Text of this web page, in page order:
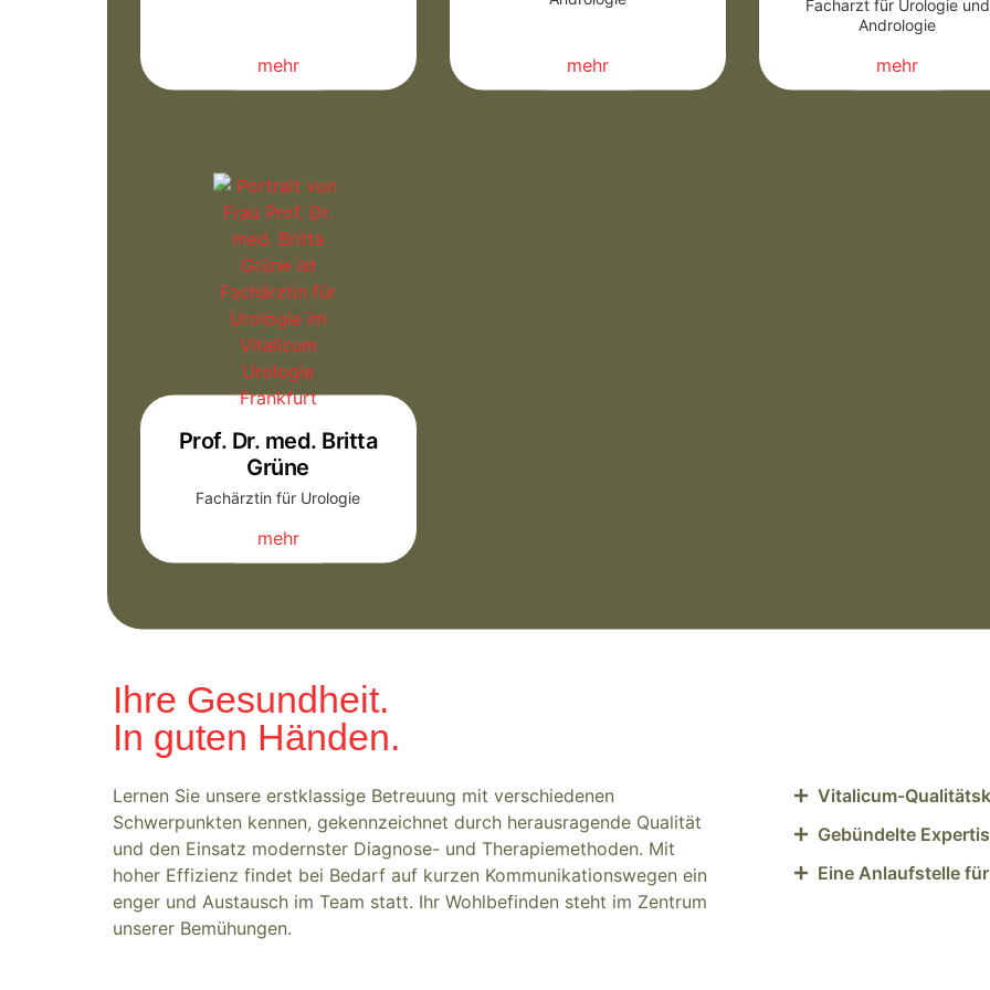
mehr mehr
Facharzt für Urologie und
Andrologie
mehr
Prof. Dr. med. Britta
Grüne
Fachärztin für Urologie
mehr
Ihre Gesundheit.
In guten Händen.
Lernen Sie unsere erstklassige Betreuung mit verschiedenen
Schwerpunkten kennen, gekennzeichnet durch herausragende Qualität
und den Einsatz modernster Diagnose- und Therapiemethoden. Mit
hoher Effizienz findet bei Bedarf auf kurzen Kommunikationswegen ein
enger und Austausch im Team statt. Ihr Wohlbefinden steht im Zentrum
unserer Bemühungen.
Vitalicum-
Gebündelte
Eine Anlaufstelle